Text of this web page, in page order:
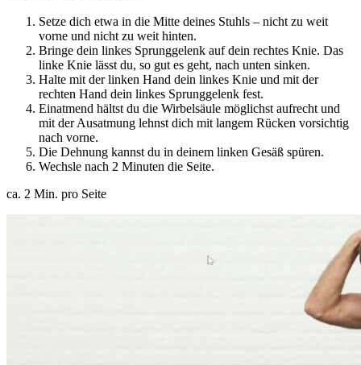
Setze dich etwa in die Mitte deines Stuhls – nicht zu weit
vorne und nicht zu weit hinten.
Bringe dein linkes Sprunggelenk auf dein rechtes Knie. Das
linke Knie lässt du, so gut es geht, nach unten sinken.
Halte mit der linken Hand dein linkes Knie und mit der
rechten Hand dein linkes Sprunggelenk fest.
Einatmend hältst du die Wirbelsäule möglichst aufrecht und
mit der Ausatmung lehnst dich mit langem Rücken vorsichtig
nach vorne.
Die Dehnung kannst du in deinem linken Gesäß spüren.
Wechsle nach 2 Minuten die Seite.
ca. 2 Min. pro Seite